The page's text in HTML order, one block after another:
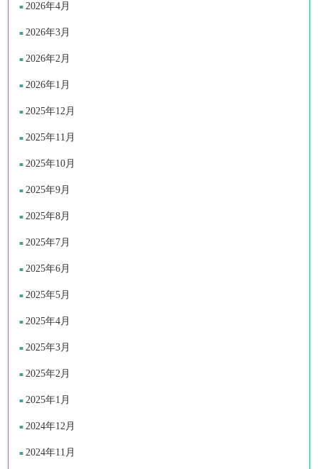
2026年4月
2026年3月
2026年2月
2026年1月
2025年12月
2025年11月
2025年10月
2025年9月
2025年8月
2025年7月
2025年6月
2025年5月
2025年4月
2025年3月
2025年2月
2025年1月
2024年12月
2024年11月